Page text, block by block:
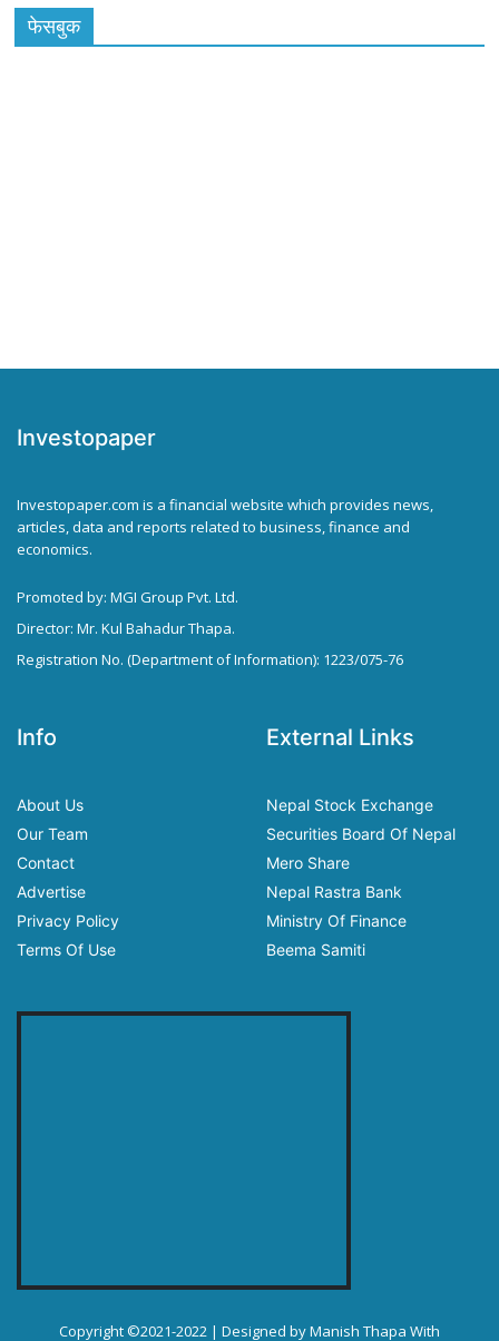
फेसबुक
Investopaper
Investopaper.com is a financial website which provides news,
articles, data and reports related to business, finance and
economics.
Promoted by: MGI Group Pvt. Ltd.
Director: Mr. Kul Bahadur Thapa.
Registration No. (Department of Information): 1223/075-76
Info
About Us
Our Team
Contact
Advertise
Privacy Policy
Terms Of Use
External Links
Nepal Stock Exchange
Securities Board Of Nepal
Mero Share
Nepal Rastra Bank
Ministry Of Finance
Beema Samiti
Copyright ©2021-2022 | Designed byManish Thapa With